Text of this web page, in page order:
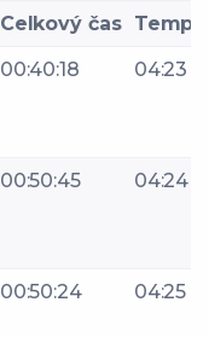
Celkový čas Tempo
00:40:18 04:23
00:50:45 04:24
00:50:24 04:25